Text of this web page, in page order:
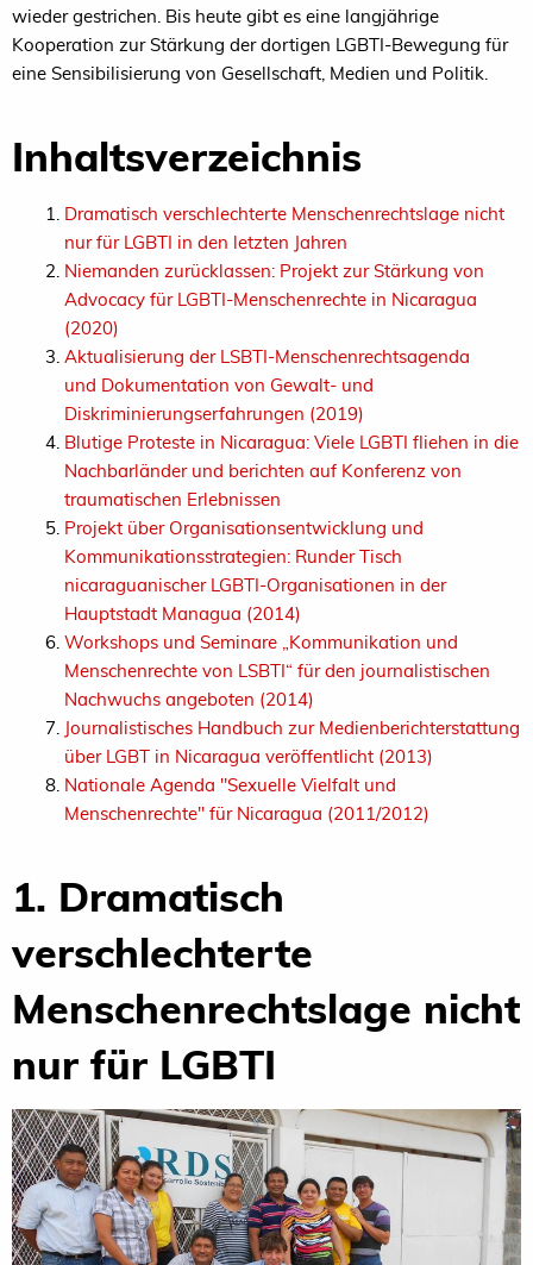
wieder gestrichen. Bis heute gibt es eine langjährige
Kooperation zur Stärkung der dortigen LGBTI-Bewegung für
eine Sensibilisierung von Gesellschaft, Medien und Politik.
Inhaltsverzeichnis
Dramatisch verschlechterte Menschenrechtslage nicht
nur für LGBTI in den letzten Jahren
Niemanden zurücklassen: Projekt zur Stärkung von
Advocacy für LGBTI-Menschenrechte in Nicaragua
(2020)
Aktualisierung der LSBTI-Menschenrechtsagenda
und Dokumentation von Gewalt- und
Diskriminierungserfahrungen (2019)
Blutige Proteste in Nicaragua: Viele LGBTI fliehen in die
Nachbarländer und berichten auf Konferenz von
traumatischen Erlebnissen
Projekt über Organisationsentwicklung und
Kommunikationsstrategien: Runder Tisch
nicaraguanischer LGBTI-Organisationen in der
Hauptstadt Managua (2014)
Workshops und Seminare „Kommunikation und
Menschenrechte von LSBTI“ für den journalistischen
Nachwuchs angeboten (2014)
Journalistisches Handbuch zur Medienberichterstattung
über LGBT in Nicaragua veröffentlicht (2013)
Nationale Agenda "Sexuelle Vielfalt und
Menschenrechte" für Nicaragua (2011/2012)
1. Dramatisch
verschlechterte
Menschenrechtslage nicht
nur für LGBTI